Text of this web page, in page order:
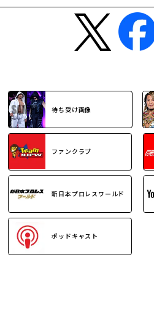
待ち受け画像
ファンクラブ
新日本プロレスワールド
ポッドキャスト